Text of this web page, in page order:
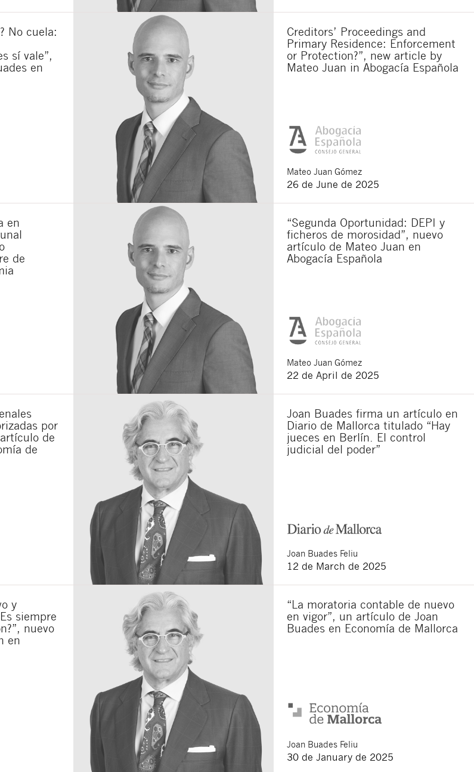
No cuela:
sí vale”,
en
Creditors’ Proceedings and
Primary Residence: Enforcement
or Protection?”, new article by
Mateo Juan in Abogacía Española
Mateo Juan Gómez
26 de June de 2025
en
de
“Segunda Oportunidad: DEPI y
ficheros de morosidad”, nuevo
artículo de Mateo Juan en
Abogacía Española
Mateo Juan Gómez
22 de April de 2025
por
de
de
Joan Buades firma un artículo en
Diario de Mallorca titulado “Hay
jueces en Berlín. El control
judicial del poder”
Joan Buades Feliu
12 de March de 2025
y
siempre
nuevo
en
“La moratoria contable de nuevo
en vigor”, un artículo de Joan
Buades en Economía de Mallorca
Joan Buades Feliu
30 de January de 2025
about new legal articles.
of privacyof this website.
read the following basic information about privacy: The data controller is Buades
request. You have the right to access, rectify and delete the data, as well as other
website.